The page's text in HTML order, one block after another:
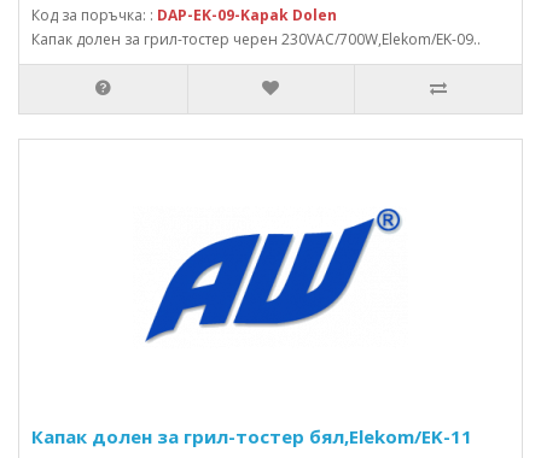
Код за поръчка: : DAP-EK-09-Kapak Dolen
Капак долен за грил-тостер черен 230VAC/700W,Elekom/EK-09..
Капак долен за грил-тостер бял,Elekom/EK-11